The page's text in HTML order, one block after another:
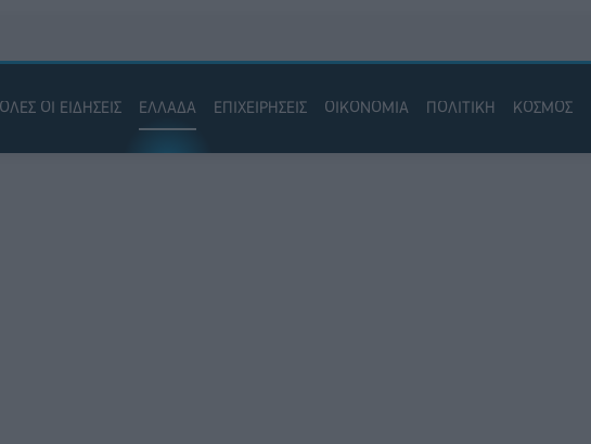
ΟΛΕΣ ΟΙ ΕΙΔΗΣΕΙΣ ΕΛΛΑΔΑ ΕΠΙΧΕΙΡΗΣΕΙΣ ΟΙΚΟΝΟΜΙΑ ΠΟΛΙΤΙΚΗ ΚΟΣΜΟΣ